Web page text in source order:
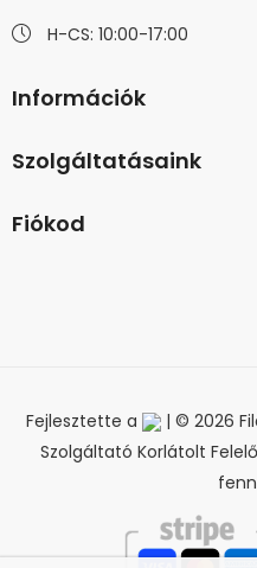
H-CS: 10:00-17:00
Információk
Szolgáltatásaink
Fiókod
Fejlesztette a
| © 2026
Szolgáltató Korlátolt